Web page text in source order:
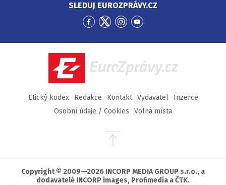
SLEDUJ EUROZPRÁVY.CZ
Přejít
Facebook
Přejít
Twitter
Přejít
Instagram
Přejít
YouTube
EuroZprávy.cz
Etický kodex Redakce Kontakt Vydavatel
Inzerce
Osobní údaje / Cookies
Volná místa
Přejít
stránky
Copyright © 2009—2026 INCORP MEDIA GROUP s.r.o., a
dodavatelé INCORP images, Profimedia a ČTK.